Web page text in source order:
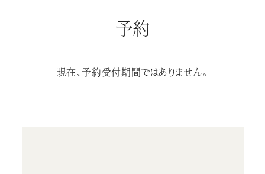
予約
現在、予約受付期間ではありません。